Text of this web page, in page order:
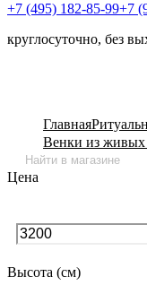
+7 (495) 182-85-99+7
круглосуточно, без
Главная
Венки из живых
Цена
Высота (см)